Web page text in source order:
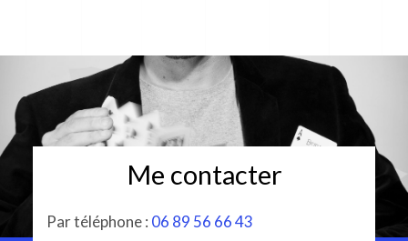
Me contacter
Par téléphone : 06 89 56 66 43